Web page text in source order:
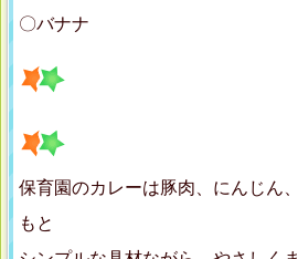
〇バナナ
保育園のカレーは豚肉、にんじん
もと